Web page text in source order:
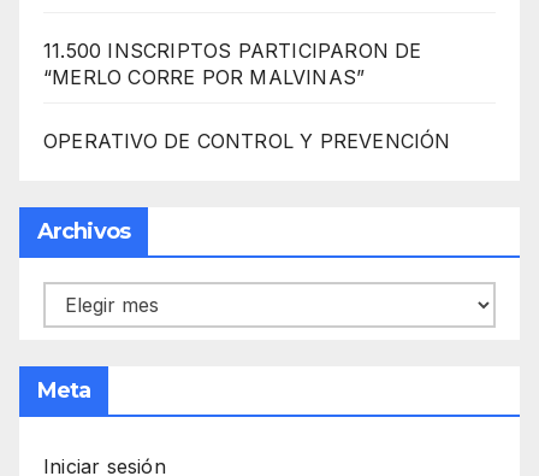
11.500 INSCRIPTOS PARTICIPARON DE
“MERLO CORRE POR MALVINAS”
OPERATIVO DE CONTROL Y PREVENCIÓN
Archivos
Archivos
Meta
Iniciar sesión